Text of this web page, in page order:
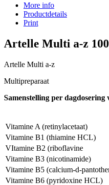
More info
Productdetails
Print
Artelle Multi a-z
Artelle Multi a-z
Multipreparaat
Samenstelling per dagdosering
Vitamine A (retinylacetaat)
Vitamine B1 (thiamine HCL)
VItamine B2 (riboflavine
Vitamine B3 (nicotinamide)
Vitamine B5 (calcium-d-
Vitamine B6 (pyridoxine HCL)